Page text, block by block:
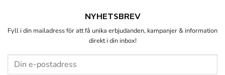
NYHETSBREV
Fyll i din mailadress för att få unika erbjudanden, kampanjer & information
direkt i din inbox!